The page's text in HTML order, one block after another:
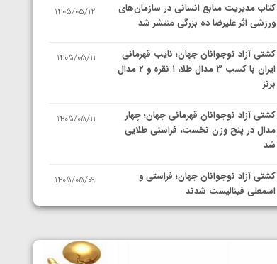
کتاب مدیریت منابع انسانی در سازمان‌های
ورزشی اثر علیرضا ده بزرگی منتشر شد
1405/05/12
کشتی آزاد نوجوانان جهان؛ نایب قهرمانی
ایران با کسب ۳ مدال طلا، ۱ نقره و ۲ مدال
برنز
1405/05/11
کشتی آزاد نوجوانان قهرمانی جهان؛ چهار
مدال در پنج وزن نخست، فراستی طلایی
شد
1405/05/11
کشتی آزاد نوجوانان جهان؛ فراستی و
اسمعلی فینالیست شدند
1405/05/09
نمایندگان ایران مشخص شدند